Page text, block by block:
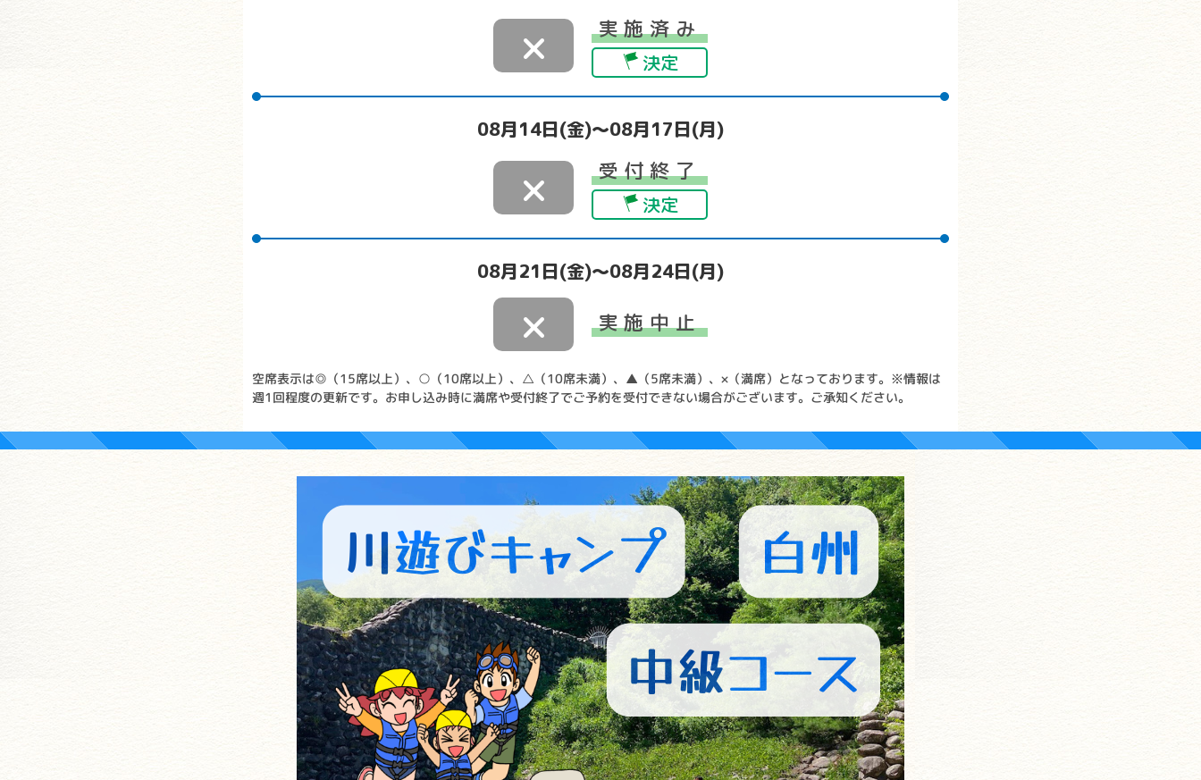
× 実施済み
決定
08月14日(金)～08月17日(月)
× 受付終了
決定
08月21日(金)～08月24日(月)
× 実施中止
空席表示は◎（15席以上）、○（10席以上）、△（10席未満）、▲（5席未満）、×（満席）となっております。※情報は
週1回程度の更新です。お申し込み時に満席や受付終了でご予約を受付できない場合がございます。ご承知ください。